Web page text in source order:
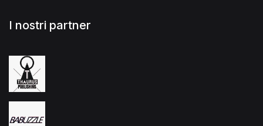
I nostri partner